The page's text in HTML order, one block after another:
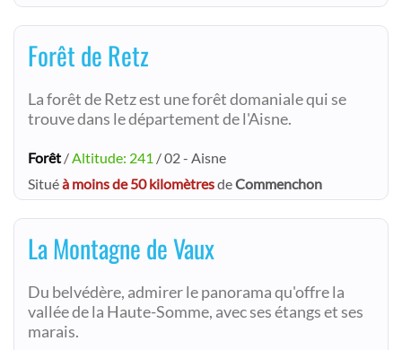
Forêt de Retz
La forêt de Retz est une forêt domaniale qui se
trouve dans le département de l'Aisne.
Forêt /Altitude: 241 / 02 - Aisne
Situéà moins de 50 kilomètresdeCommenchon
La Montagne de Vaux
Du belvédère, admirer le panorama qu'offre la
vallée de la Haute-Somme, avec ses étangs et ses
marais.